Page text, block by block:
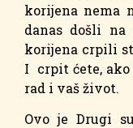
korijena nema
danas došli
korijena crpili
I crpit ćete, ako
rad i vaš život.
Ovo je Drugi